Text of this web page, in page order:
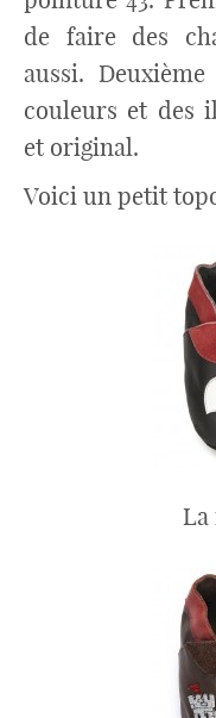
de faire des
aussi.
couleurs et des
et original.
Voici un petit
La